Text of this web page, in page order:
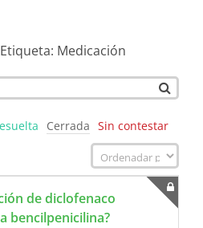
Etiqueta: Medicación
Cerrada Sin contestar
de diclofenaco
bencilpenicilina?